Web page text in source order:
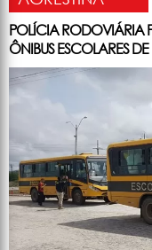
POLÍCIA RODOVIÁRIA
ÔNIBUS ESCOLARES